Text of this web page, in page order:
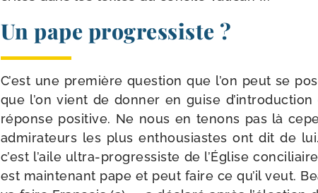
Un pape progressiste ?
C’est une pre­mière ques­tion que l’on peut se
que l’on vient de don­ner en guise
réponse posi­tive. Ne nous en tenons pas là
admi­ra­teurs les plus enthou­siastes ont dit de
c’est l’aile ultra-​progressiste de l’Église
est main­te­nant pape et peut faire ce qu’il veut.